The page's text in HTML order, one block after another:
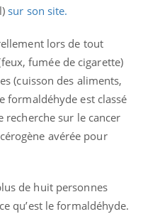
sur son site.
lors de tout
fumée de cigarette)
(cuisson des aliments,
formaldéhyde est classé
recherche sur le cancer
avérée pour
de huit personnes
qu’est le formaldéhyde.